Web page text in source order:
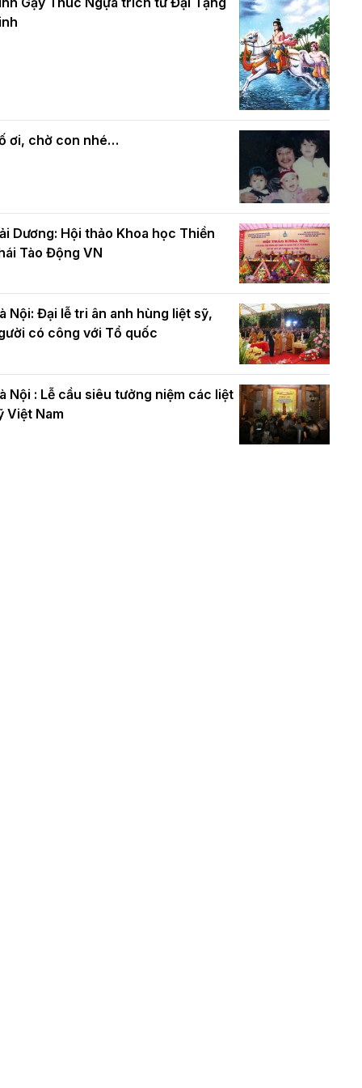
mừng Đại lễ Phật đản PL.2570 –
mùa Phật đản PL.2570
Phật giáo chính tín Phần 7: Luật nhân
quả
ơi, chờ con nhé…
Dương: Hội thảo Khoa học Thiền
Tào Động VN
Nội: Đại lễ tri ân anh hùng liệt sỹ,
có công với Tổ quốc
Nội : Lễ cầu siêu tưởng niệm các liệt
Việt Nam